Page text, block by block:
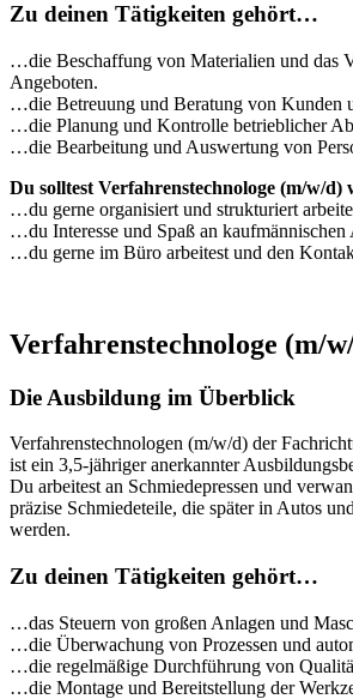
Zu deinen Tätigkeiten gehört…
…die Beschaffung von Materialien und das
Angeboten.
…die Betreuung und Beratung von Kunden
…die Planung und Kontrolle betrieblicher
…die Bearbeitung und Auswertung von
Du solltest Verfahrenstechnologe (m/w/
…du gerne organisiert und strukturiert
…du Interesse und Spaß an kaufmännischen
…du gerne im Büro arbeitest und den
Verfahrenstechnologe (m/
Die Ausbildung im Überblick
Verfahrenstechnologen (m/w/d) der
ist ein 3,5-jähriger anerkannter
Du arbeitest an Schmiedepressen und
präzise Schmiedeteile, die später in Autos
werden.
Zu deinen Tätigkeiten gehört…
…das Steuern von großen Anlagen und
…die Überwachung von Prozessen und
…die regelmäßige Durchführung von
…die Montage und Bereitstellung der